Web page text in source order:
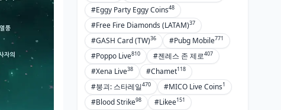
#Eggy Party Eggy Coins48
#Free Fire Diamonds (LATAM)37
#GASH Card (TW)36 #Pubg Mobile771
#Poppo Live810 #젠레스 존 제로407
#Xena Live38 #Chamet118
#붕괴: 스타레일470 #MICO Live Coins1
#Blood Strike98 #Likee151